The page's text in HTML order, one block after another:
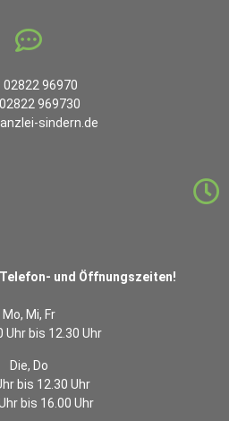
02822 96970
969730
sindern.de
und Öffnungszeiten!
Mo, Mi, Fr
Uhr bis 12.30 Uhr
Die, Do
bis 12.30 Uhr
bis 16.00 Uhr